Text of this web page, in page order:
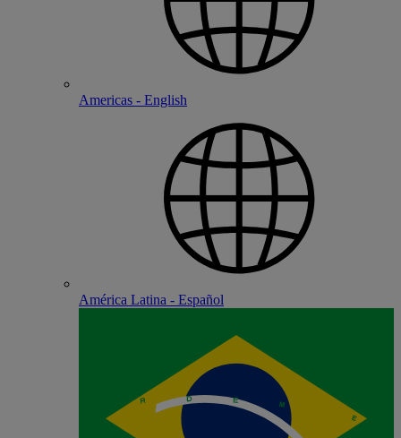
Americas - English
América Latina - Español